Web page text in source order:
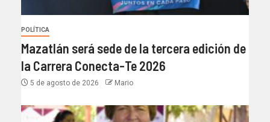
POLÍTICA
Mazatlán será sede de la tercera edición de
la Carrera Conecta-Te 2026
5 de agosto de 2026 Mario